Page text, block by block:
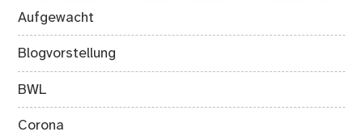
Aufgewacht
Blogvorstellung
BWL
Corona